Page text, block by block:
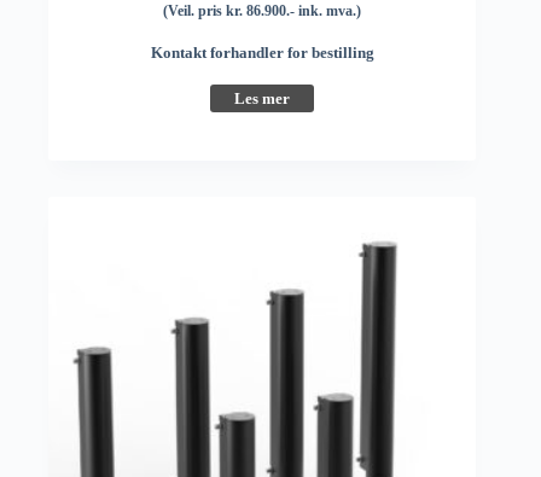
(Veil. pris kr. 86.900.- ink. mva.)
Kontakt forhandler for bestilling
Les mer